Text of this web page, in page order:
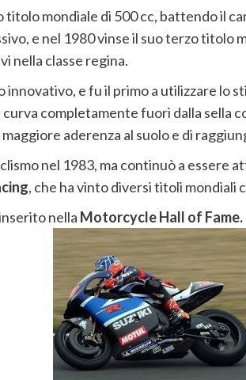
titolo mondiale di 500 cc, battendo il
e nel 1980 vinse il suo terzo titolo
nella classe regina.
e fu il primo a utilizzare lo
completamente fuori dalla sella
aderenza al suolo e di
nel 1983, ma continuò a essere
, che ha vinto diversi titoli mondiali
nella Motorcycle Hall of Fame.